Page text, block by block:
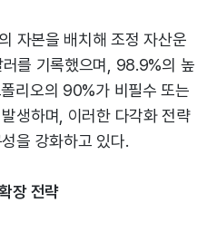
자본을 배치해 조정 자산운
를 기록했으며, 98.9%의 높
리오의 90%가 비필수 또는
생하며, 이러한 다각화 전략
을 강화하고 있다.
장 전략